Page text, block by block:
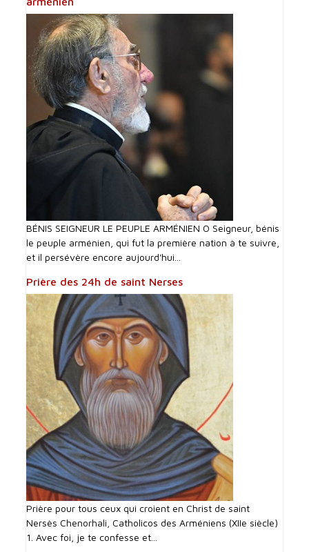
BÉNIS SEIGNEUR LE PEUPLE ARMÉNIEN O Seigneur, bénis
le peuple arménien, qui fut la première nation à te suivre,
et il persévère encore aujourd'hui...
Prière des 24h de saint Nerses
Prière pour tous ceux qui croient en Christ de saint
Nersès Chenorhali, Catholicos des Arméniens (XIIe siècle)
1. Avec foi, je te confesse et...